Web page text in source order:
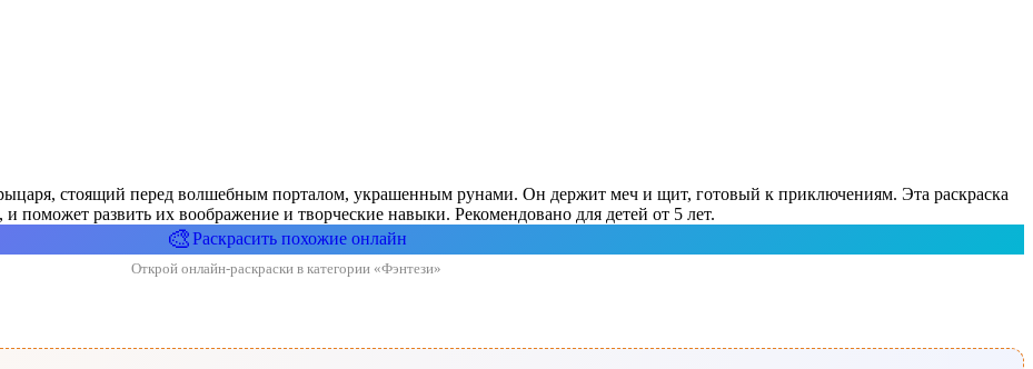
стоящий перед волшебным порталом, украшенным рунами. Он держит меч и щит, готовый к приключениям. Эта раскраска
поможет развить их воображение и творческие навыки. Рекомендовано для детей от 5 лет.
🎨Раскрасить похожие онлайн
Открой онлайн-раскраски в категории «Фэнтези»